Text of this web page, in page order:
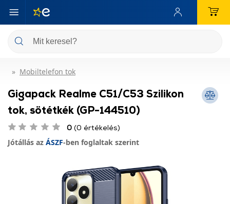
Mobiltelefon tok
Gigapack Realme C51/C53 Szilikon
tok, sötétkék (GP-144510)
0 (0 értékelés)
Jótállás az ÁSZF-ben foglaltak szerint